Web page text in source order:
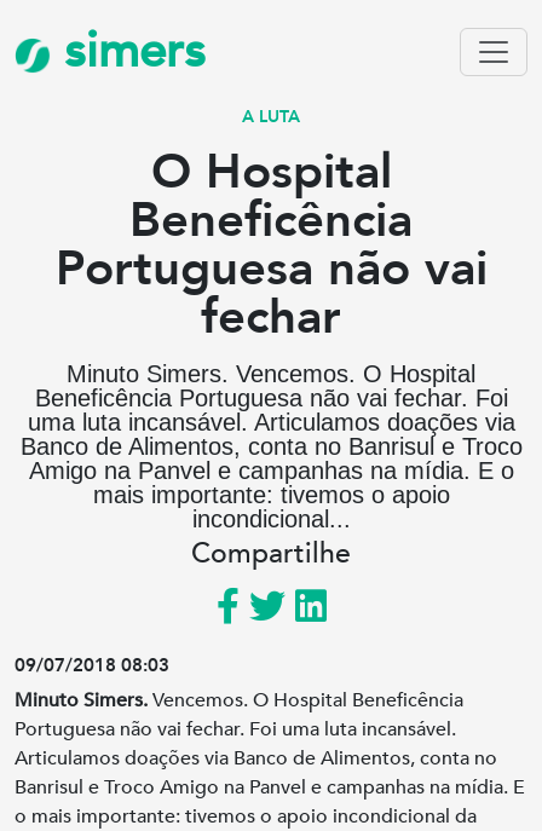
simers
A LUTA
O Hospital
Beneficência
Portuguesa não vai
fechar
Minuto Simers. Vencemos. O Hospital
Beneficência Portuguesa não vai fechar. Foi
uma luta incansável. Articulamos doações via
Banco de Alimentos, conta no Banrisul e Troco
Amigo na Panvel e campanhas na mídia. E o
mais importante: tivemos o apoio
incondicional...
Compartilhe
09/07/2018 08:03
Minuto Simers.Vencemos. O Hospital Beneficência
Portuguesa não vai fechar. Foi uma luta incansável.
Articulamos doações via Banco de Alimentos, conta no
Banrisul e Troco Amigo na Panvel e campanhas na mídia. E
o mais importante: tivemos o apoio incondicional da